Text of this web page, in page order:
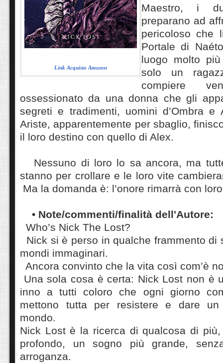
Link Acquisto Amazon
Maestro, i
preparano ad
pericoloso che
Portale di
luogo molto
solo un
compiere
ossessionato da una donna che gli
segreti e tradimenti, uomini d’Ombra e
Ariste, apparentemente per sbaglio,
il loro destino con quello di Alex.
Nessuno di loro lo sa ancora, ma
stanno per crollare e le loro vite
Ma la domanda è: l’onore rimarrà con
• Note/commenti/finalità dell'Autore:
Who’s Nick The Lost?
Nick si è perso in qualche frammento di
mondi immaginari.
Ancora convinto che la vita così com’è
Una sola cosa è certa: Nick Lost non è
inno a tutti coloro che ogni giorno
mettono tutta per resistere e dare
mondo.
Nick Lost è la ricerca di qualcosa di
profondo, un sogno più grande,
arroganza.